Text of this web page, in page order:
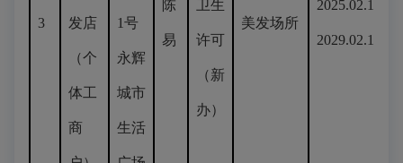
3 发店
（个
体工
商
1号
永辉
城市
生活
陈
易
卫生
许可
（新
办）
美发场所
2025.02.19-
2029.02.18